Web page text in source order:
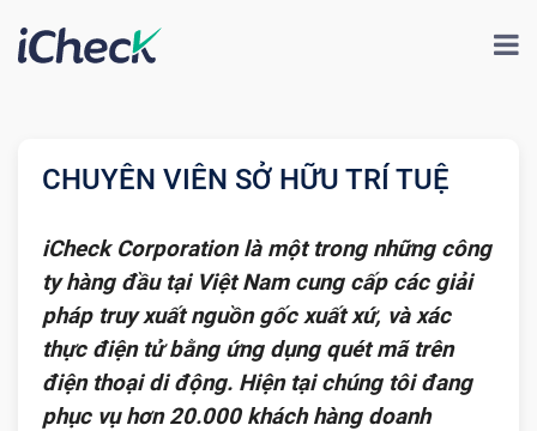
CHUYÊN VIÊN SỞ HỮU TRÍ TUỆ
iCheck Corporation là một trong những công
ty hàng đầu tại Việt Nam cung cấp các giải
pháp truy xuất nguồn gốc xuất xứ, và xác
thực điện tử bằng ứng dụng quét mã trên
điện thoại di động. Hiện tại chúng tôi đang
phục vụ hơn 20.000 khách hàng doanh